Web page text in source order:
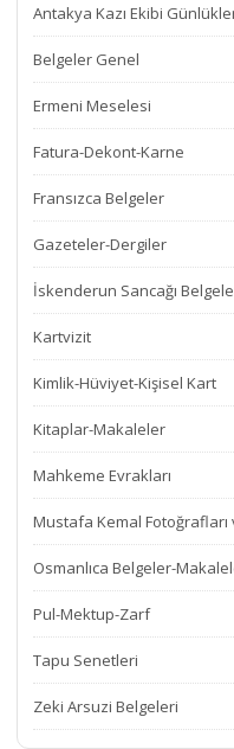
Antakya Kazı Ekibi
Belgeler Genel
Ermeni Meselesi
Fatura-Dekont-Karne
Fransızca Belgeler
Gazeteler-Dergiler
İskenderun Sancağı
Kartvizit
Kimlik-Hüviyet-Kişisel Kart
Kitaplar-Makaleler
Mahkeme Evrakları
Mustafa Kemal Fotoğrafları
Osmanlıca Belgeler-
Pul-Mektup-Zarf
Tapu Senetleri
Zeki Arsuzi Belgeleri